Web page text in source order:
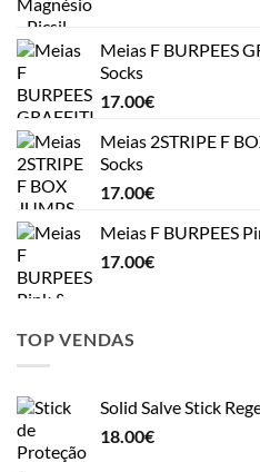
Meias F BURPEES
Socks
17.00€
Meias 2STRIPE F
Socks
17.00€
Meias F BURPEES
17.00€
TOP VENDAS
Solid Salve Stick
18.00€